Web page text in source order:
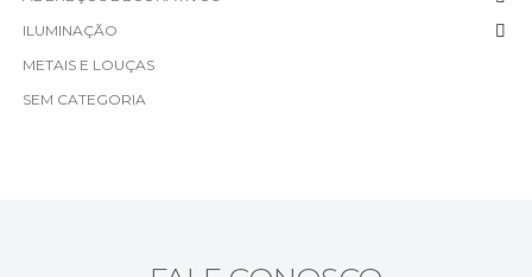
ILUMINAÇÃO
METAIS E LOUÇAS
SEM CATEGORIA